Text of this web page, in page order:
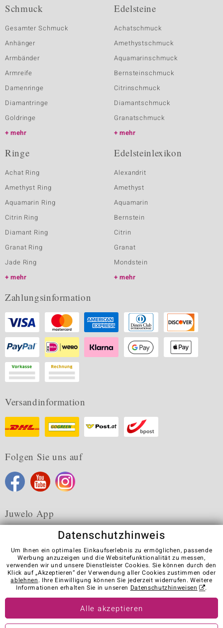
Schmuck
Gesamter Schmuck
Anhänger
Armbänder
Armreife
Damenringe
Diamantringe
Goldringe
mehr
Edelsteine
Achatschmuck
Amethystschmuck
Aquamarinschmuck
Bernsteinschmuck
Citrinschmuck
Diamantschmuck
Granatschmuck
mehr
Ringe
Achat Ring
Amethyst Ring
Aquamarin Ring
Citrin Ring
Diamant Ring
Granat Ring
Jade Ring
mehr
Edelsteinlexikon
Alexandrit
Amethyst
Aquamarin
Bernstein
Citrin
Granat
Mondstein
mehr
Zahlungsinformation
Versandinformation
Folgen Sie uns auf
Juwelo App
Karriere AGB Datenschutz Cookies
Impressum
Kontakt
Vertrag widerrufen
Visit our stores in other countries:
Datenschutzhinweis
Um Ihnen ein optimales Einkaufserlebnis zu ermöglichen, passende
Werbung anzuzeigen und die Websitefunktionalität zu messen,
verwenden wir und unsere Dienstleister Cookies. Sie können durch den
Klick auf „Akzeptieren“ der Verwendung aller Cookies zustimmen oder
ablehnen. Ihre Einwilligung können Sie jederzeit widerrufen. Weitere
Informationen erhalten Sie in unseren Datenschutzhinweisen .
Alle akzeptieren